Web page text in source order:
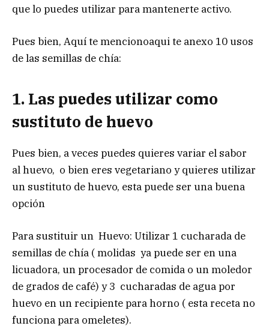
que lo puedes utilizar para mantenerte activo.
Pues bien, Aquí te mencionoaqui te anexo 10 usos
de las semillas de chía:
1. Las puedes utilizar como
sustituto de huevo
Pues bien, a veces puedes quieres variar el sabor
al huevo, o bien eres vegetariano y quieres utilizar
un sustituto de huevo, esta puede ser una buena
opción
Para sustituir un Huevo: Utilizar 1 cucharada de
semillas de chía ( molidas ya puede ser en una
licuadora, un procesador de comida o un moledor
de grados de café) y 3 cucharadas de agua por
huevo en un recipiente para horno ( esta receta no
funciona para omeletes).